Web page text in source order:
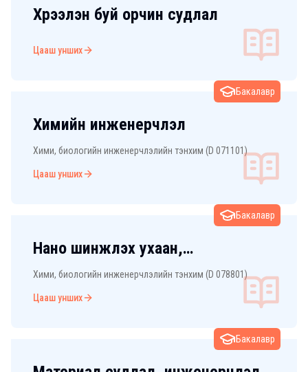
Хүрээлэн буй орчин судлал
Цааш унших
Бакалавр
Химийн инженерчлэл
Хими, биологийн инженерчлэлийн тэнхим (D 071101)
Цааш унших
Бакалавр
Нано шинжлэх ухаан,
инженерчлэл
Хими, биологийн инженерчлэлийн тэнхим (D 078801)
Цааш унших
Бакалавр